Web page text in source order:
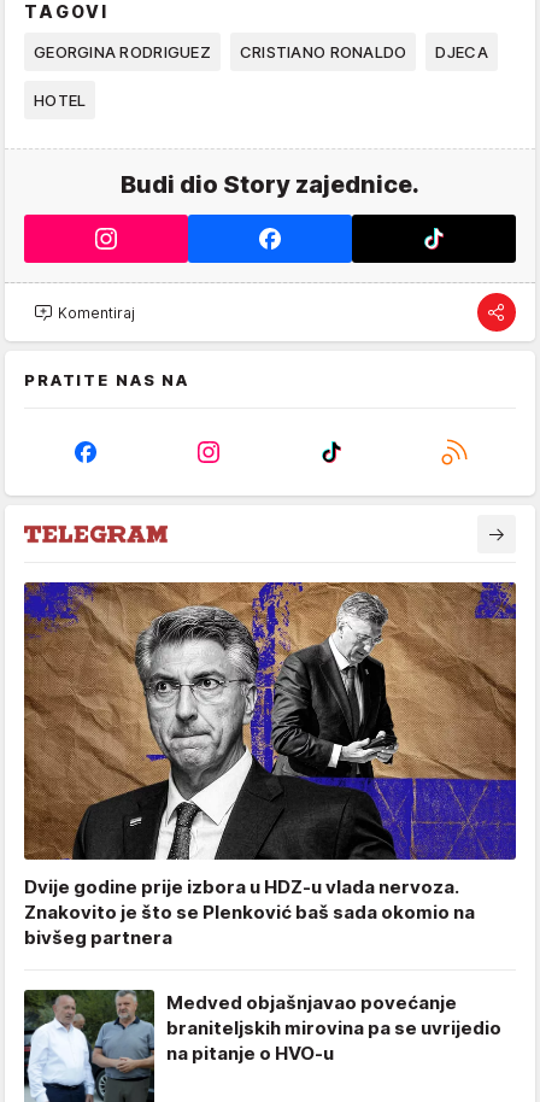
TAGOVI
GEORGINA RODRIGUEZ CRISTIANO RONALDO DJECA
HOTEL
Budi dio Story zajednice.
Komentiraj
PRATITE NAS NA
Dvije godine prije izbora u HDZ-u vlada nervoza.
Znakovito je što se Plenković baš sada okomio na
bivšeg partnera
Medved objašnjavao povećanje
braniteljskih mirovina pa se uvrijedio
na pitanje o HVO-u